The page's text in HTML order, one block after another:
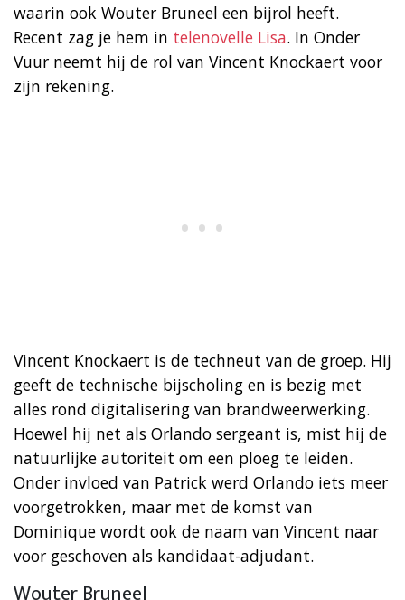
waarin ook Wouter Bruneel een bijrol heeft.
Recent zag je hem in telenovelle Lisa. In Onder
Vuur neemt hij de rol van Vincent Knockaert voor
zijn rekening.
Vincent Knockaert is de techneut van de groep. Hij
geeft de technische bijscholing en is bezig met
alles rond digitalisering van brandweerwerking.
Hoewel hij net als Orlando sergeant is, mist hij de
natuurlijke autoriteit om een ploeg te leiden.
Onder invloed van Patrick werd Orlando iets meer
voorgetrokken, maar met de komst van
Dominique wordt ook de naam van Vincent naar
voor geschoven als kandidaat-adjudant.